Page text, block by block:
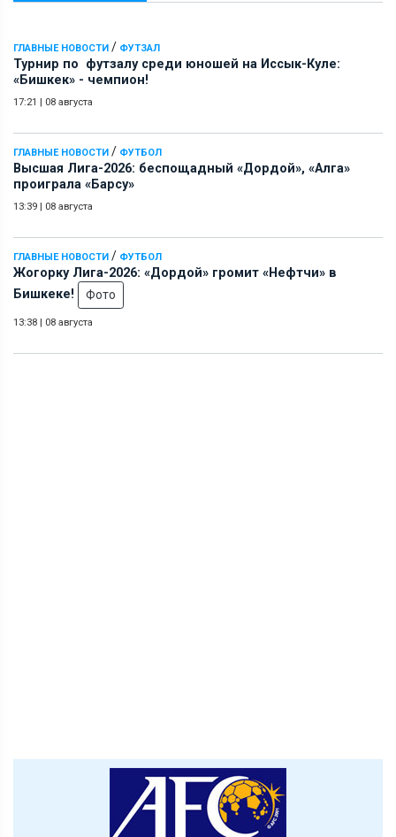
ГЛАВНЫЕ НОВОСТИ / ФУТЗАЛ
Турнир по футзалу среди юношей на Иссык-Куле:
«Бишкек» - чемпион!
17:21 | 08 августа
ГЛАВНЫЕ НОВОСТИ / ФУТБОЛ
Высшая Лига-2026: беспощадный «Дордой», «Алга»
проиграла «Барсу»
13:39 | 08 августа
ГЛАВНЫЕ НОВОСТИ / ФУТБОЛ
Жогорку Лига-2026: «Дордой» громит «Нефтчи» в
Бишкеке!
Фото
13:38 | 08 августа